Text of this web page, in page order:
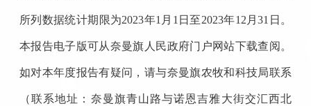
所列数据统计期限为2023年1月1日至2023年12月31日。
本报告电子版可从奈曼旗人民政府门户网站下载查阅。
如对本年度报告有疑问，请与奈曼旗农牧和科技局联系
（联系地址：奈曼旗青山路与诺恩吉雅大街交汇西北